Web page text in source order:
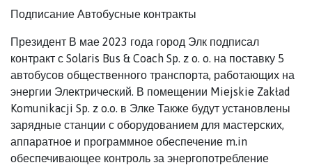
Подписание Автобусные контракты
Президент В мае 2023 года город Элк подписал
контракт с Solaris Bus & Coach Sp. z o. o. на поставку 5
автобусов общественного транспорта, работающих на
энергии Электрический. В помещении Miejskie Zakład
Komunikacji Sp. z o.o. в Элке Также будут установлены
зарядные станции с оборудованием для мастерских,
аппаратное и программное обеспечение m.in
обеспечивающее контроль за энергопотребление